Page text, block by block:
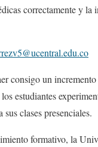
correctamente y
consigo un
estudiantes
clases presenciales.
formativo, la